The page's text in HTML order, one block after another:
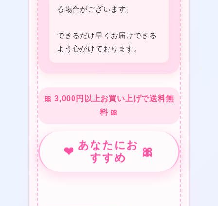
る場合がございます。
できるだけ早くお届けできる
よう心がけております。
🎀 3,000円以上お買い上げで送料無
料 🎀
❤ あなたにお
すすめ
🎀
❤
❤
❤